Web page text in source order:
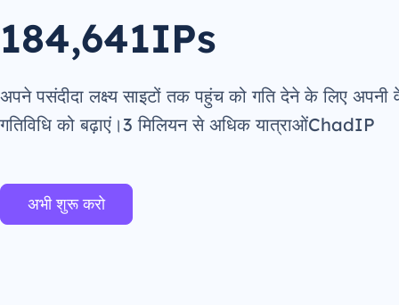
184,641IPs
अपने पसंदीदा लक्ष्य साइटों तक पहुंच को गति देने के लिए अपनी
गतिविधि को बढ़ाएं।3 मिलियन से अधिक यात्राओंChadIP
अभी शुरू करो